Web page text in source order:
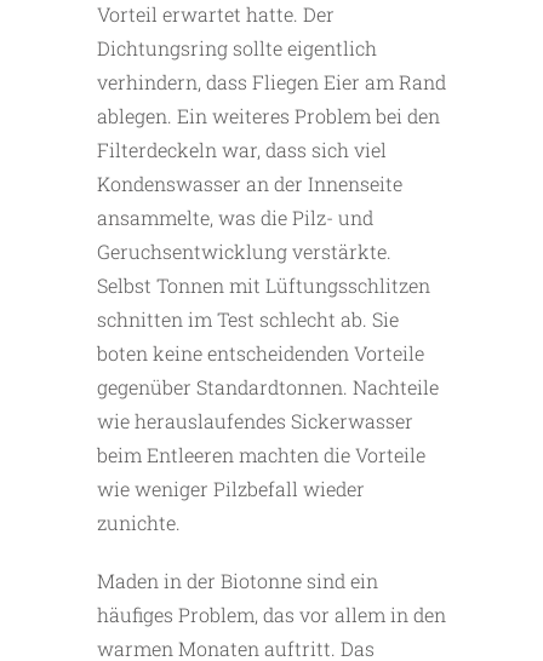
Vorteil erwartet hatte. Der
Dichtungsring sollte eigentlich
verhindern, dass Fliegen Eier am Rand
ablegen. Ein weiteres Problem bei den
Filterdeckeln war, dass sich viel
Kondenswasser an der Innenseite
ansammelte, was die Pilz- und
Geruchsentwicklung verstärkte.
Selbst Tonnen mit Lüftungsschlitzen
schnitten im Test schlecht ab. Sie
boten keine entscheidenden Vorteile
gegenüber Standardtonnen. Nachteile
wie herauslaufendes Sickerwasser
beim Entleeren machten die Vorteile
wie weniger Pilzbefall wieder
zunichte.
Maden in der Biotonne sind ein
häufiges Problem, das vor allem in den
warmen Monaten auftritt. Das